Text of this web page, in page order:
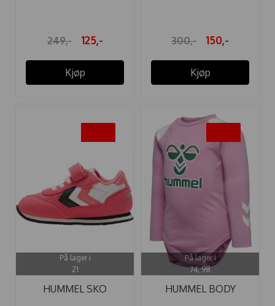
249,- 125,-
Kjøp
300,- 150,-
Kjøp
På lager i
21
HUMMEL SKO
På lager i
74, 98
HUMMEL BODY